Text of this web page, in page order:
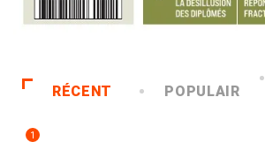
RÉCENT POPULAIR
1